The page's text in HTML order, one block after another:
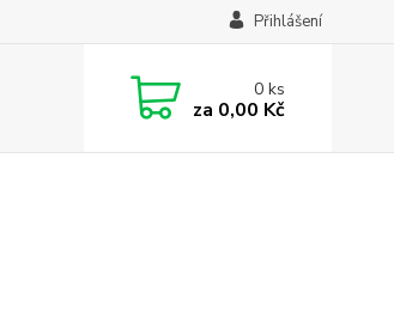
Přihlášení
0ks
za 0,00 Kč